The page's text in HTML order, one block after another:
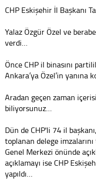
CHP Eskişehir İl Başkanı
Yalaz Özgür Özel ve
verdi…
Önce CHP il binasını
Ankara’ya Özel’in yanına
Aradan geçen zaman
biliyorsunuz…
Dün de CHP'li 74 il
toplanan delege
Genel Merkezi önünde
açıklamayı ise CHP
yapıldı…